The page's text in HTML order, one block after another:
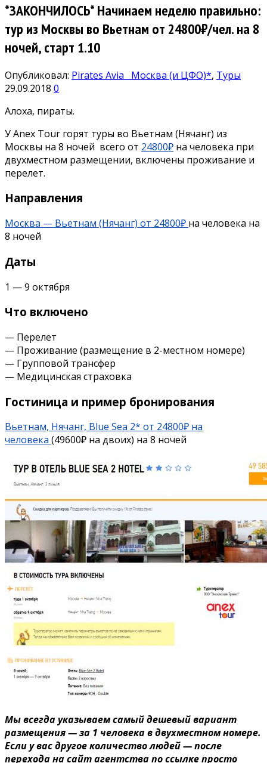
*ЗАКОНЧИЛОСЬ* Начинаем неделю правильно:
тур из Москвы во Вьетнам от 24800₽/чел. на 8
ночей, старт 1.10
Опубликовал: Pirates Avia Москва (и ЦФО)*, Туры
29.09.2018 0
Алоха, пираты.
У Anex Tour горят туры во Вьетнам (Нячанг) из
Москвы на 8 ночей всего от 24800₽ на человека при
двухместном размещении, включены проживание и
перелет.
Направления
Москва — Вьетнам (Нячанг) от 24800₽ на человека на
8 ночей
Даты
1 — 9 октября
Что включено
— Перелет
— Проживание (размещение в 2-местном номере)
— Групповой трансфер
— Медицинская страховка
Гостиница и пример бронирования
Вьетнам, Нячанг, Blue Sea 2* от 24800₽ на
человека (49600₽ на двоих) на 8 ночей
Мы всегда указываем самый дешевый вариант
размещения — за 1 человека в двухместном номере.
Если у вас другое количество людей — после
перехода на сайт агентства по ссылке просто